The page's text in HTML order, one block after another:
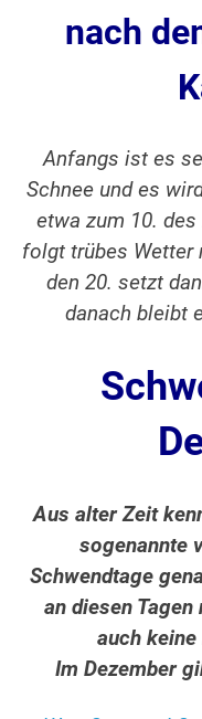
nach
Anfangs ist es
Schnee und es
etwa zum 10.
folgt trübes Wetter
den 20. setzt
danach bleibt
Aus alter Zeit
sogenannte
Schwendtage
an diesen Tagen
auch
Im Dezember